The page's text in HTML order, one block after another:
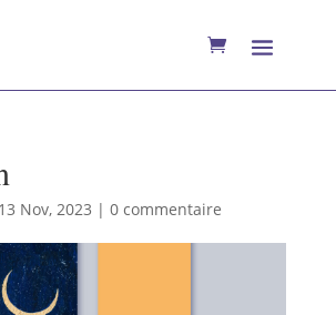
13 Nov, 2023 | 0 commentaire